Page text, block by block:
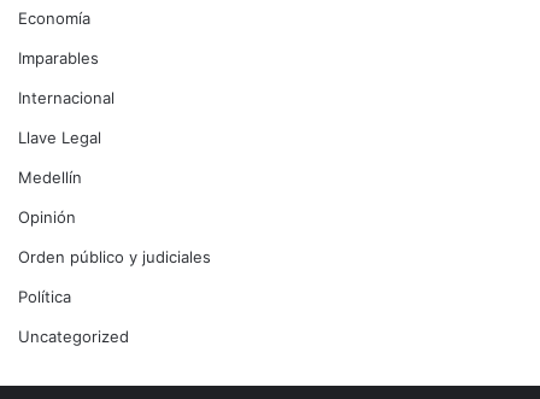
Economía
Imparables
Internacional
Llave Legal
Medellín
Opinión
Orden público y judiciales
Política
Uncategorized